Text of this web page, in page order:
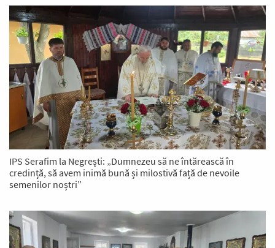
IPS Serafim la Negrești: „Dumnezeu să ne întărească în
credință, să avem inimă bună și milostivă față de nevoile
semenilor noștri”